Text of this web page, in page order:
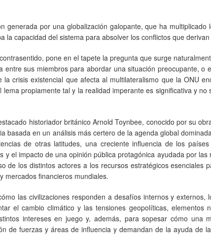
generada por una globalización galopante, que ha multiplicado
la capacidad del sistema para absolver los conflictos que
pone en el tapete la pregunta que surge
entre sus miembros para abordar una situación preocupante, o
la crisis existencial que afecta al multilateralismo que la ONU
propiamente tal y la realidad imperante es significativa y no
historiador británico Arnold Toynbee, conocido por su
basada en un análisis más certero de la agenda global
de otras latitudes, una creciente influencia de los
y el impacto de una opinión pública protagónica ayudada por
de los distintos actores a los recursos estratégicos esenciales
mercados financieros mundiales.
las civilizaciones responden a desafíos internos y externos,
el cambio climático y las tensiones geopolíticas, elementos
intereses en juego y, además, para sopesar cómo una
de fuerzas y áreas de influencia y demandan de la ayuda de